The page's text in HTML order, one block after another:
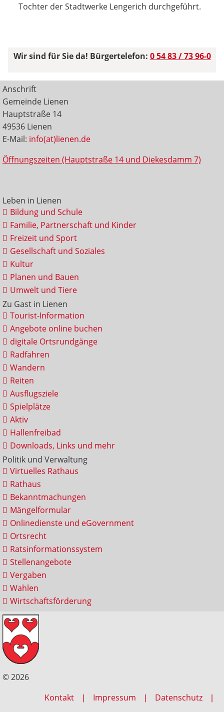
Tochter der Stadtwerke Lengerich durchgeführt.
Wir sind für Sie da! Bürgertelefon: 0 54 83 / 73 96-0
Anschrift
Gemeinde Lienen
Hauptstraße 14
49536 Lienen
E-Mail: info(at)lienen.de
Öffnungszeiten (Hauptstraße 14 und Diekesdamm 7)
Leben in Lienen
Bildung und Schule
Familie, Partnerschaft und Kinder
Freizeit und Sport
Gesellschaft und Soziales
Kultur
Planen und Bauen
Umwelt und Tiere
Zu Gast in Lienen
Tourist-Information
Angebote online buchen
digitale Ortsrundgänge
Radfahren
Wandern
Reiten
Ausflugsziele
Spielplätze
Aktiv
Hallenfreibad
Downloads, Links und mehr
Politik und Verwaltung
Virtuelles Rathaus
Rathaus
Bekanntmachungen
Mängelformular
Onlinedienste und eGovernment
Ortsrecht
Ratsinformationssystem
Stellenangebote
Vergaben
Wahlen
Wirtschaftsförderung
© 2026
Kontakt
Impressum
Datenschutz